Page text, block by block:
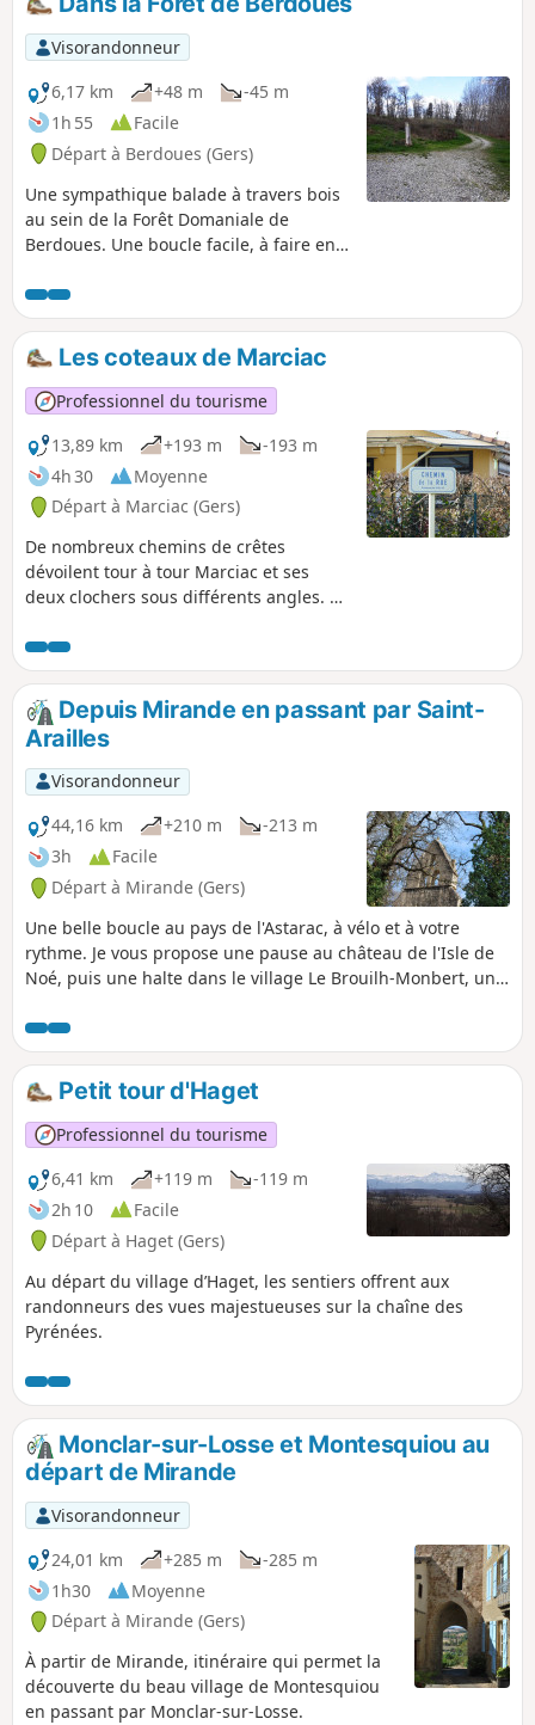
chose est sûre, vous vous fondrez dans
la nature. Le circuit labélisé PR® est
panneauté par le célèbre code couleur
Jaune.
Visorandonneur
6,17 km
+48 m
-45 m
1h 55
Facile
Départ à Berdoues (Gers)
Une sympathique balade à travers bois
au sein de la Forêt Domaniale de
Berdoues. Une boucle facile, à faire en
Les coteaux de Marciac
Professionnel du tourisme
13,89 km
+193 m
-193 m
4h 30
Moyenne
Départ à Marciac (Gers)
De nombreux chemins de crêtes
dévoilent tour à tour Marciac et ses
deux clochers sous différents angles. À
enchanteurs, les vallons se dessinent...
Depuis Mirande en passant par Saint-
Arailles
Visorandonneur
44,16 km
+210 m
-213 m
3h
Facile
Départ à Mirande (Gers)
Une belle boucle au pays de l'Astarac, à vélo et à votre
rythme. Je vous propose une pause au château de l'Isle de
Noé, puis une halte dans le village Le Brouilh-Monbert, une
et retour à Mirande en longeant le Lac du Lizet.
Petit tour d'Haget
Professionnel du tourisme
6,41 km
+119 m
-119 m
2h 10
Facile
Départ à Haget (Gers)
Au départ du village d’Haget, les sentiers offrent aux
randonneurs des vues majestueuses sur la chaîne des
Pyrénées.
Monclar-sur-Losse et Montesquiou au
départ de Mirande
Visorandonneur
24,01 km
+285 m
-285 m
1h30
Moyenne
Départ à Mirande (Gers)
À partir de Mirande, itinéraire qui permet la
découverte du beau village de Montesquiou
en passant par Monclar-sur-Losse.